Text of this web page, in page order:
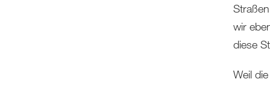
wir
diese
Weil